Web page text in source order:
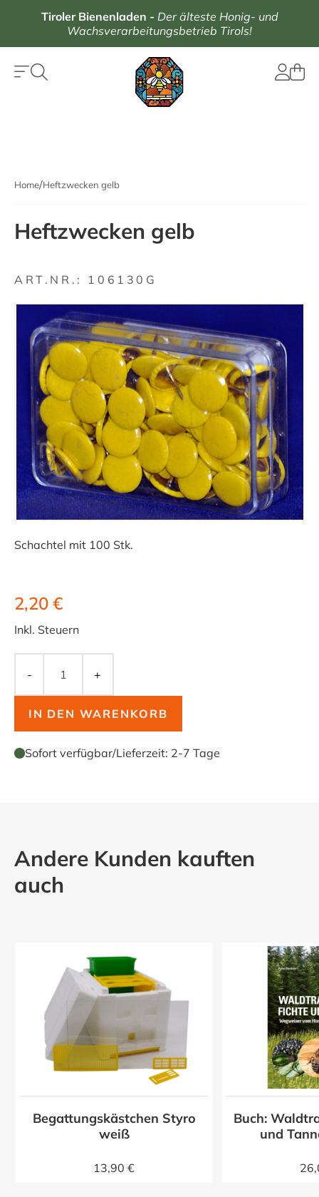
Tiroler Bienenladen - Der älteste Honig- und
Wachsverarbeitungsbetrieb Tirols!
Home Heftzwecken gelb
Heftzwecken gelb
ART.NR.: 106130G
Schachtel mit 100 Stk.
2,20 €
Inkl. Steuern
- +
IN DEN WARENKORB
Sofort verfügbar/Lieferzeit: 2-7 Tage
Andere Kunden kauften
auch
Begattungskästchen Styro
weiß
13,90 €
Buch:
und